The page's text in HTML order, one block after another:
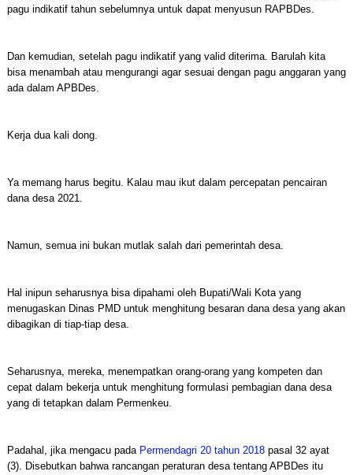
pagu indikatif tahun sebelumnya untuk dapat menyusun RAPBDes.
Dan kemudian, setelah pagu indikatif yang valid diterima. Barulah kita
bisa menambah atau mengurangi agar sesuai dengan pagu anggaran yang
ada dalam APBDes.
Kerja dua kali dong.
Ya memang harus begitu. Kalau mau ikut dalam percepatan pencairan
dana desa 2021.
Namun, semua ini bukan mutlak salah dari pemerintah desa.
Hal inipun seharusnya bisa dipahami oleh Bupati/Wali Kota yang
menugaskan Dinas PMD untuk menghitung besaran dana desa yang akan
dibagikan di tiap-tiap desa.
Seharusnya, mereka, menempatkan orang-orang yang kompeten dan
cepat dalam bekerja untuk menghitung formulasi pembagian dana desa
yang di tetapkan dalam Permenkeu.
Padahal, jika mengacu pada Permendagri 20 tahun 2018pasal 32 ayat
(3). Disebutkan bahwa rancangan peraturan desa tentang APBDes itu